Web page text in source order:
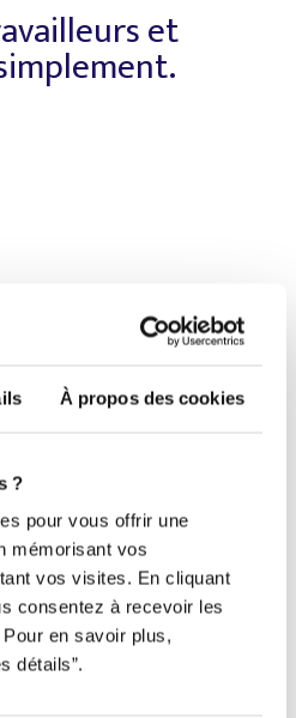
À propos des cookies
?
pour vous offrir une
mémorisant vos
vos visites. En cliquant
consentez à recevoir les
en savoir plus,
détails”.
et